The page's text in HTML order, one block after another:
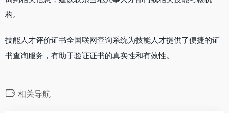
构。
技能人才评价证书全国联网查询系统为技能人才提供了便捷的证
书查询服务，有助于验证证书的真实性和有效性。
相关导航